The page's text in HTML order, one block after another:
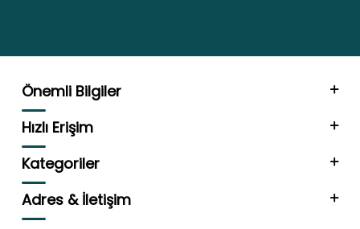
Önemli Bilgiler
Hızlı Erişim
Kategoriler
Adres & İletişim